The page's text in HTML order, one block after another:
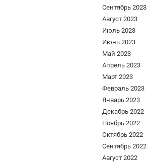
Сентябрь 2023
Август 2023
Июль 2023
Июнь 2023
Май 2023
Апрель 2023
Март 2023
Февраль 2023
Январь 2023
Декабрь 2022
Ноябрь 2022
Октябрь 2022
Сентябрь 2022
Август 2022